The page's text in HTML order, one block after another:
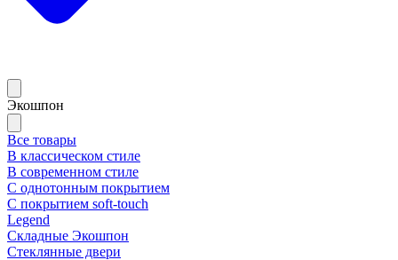
Экошпон
Все товары
В классическом стиле
В современном стиле
С однотонным покрытием
С покрытием soft-touch
Legend
Складные Экошпон
Стеклянные двери